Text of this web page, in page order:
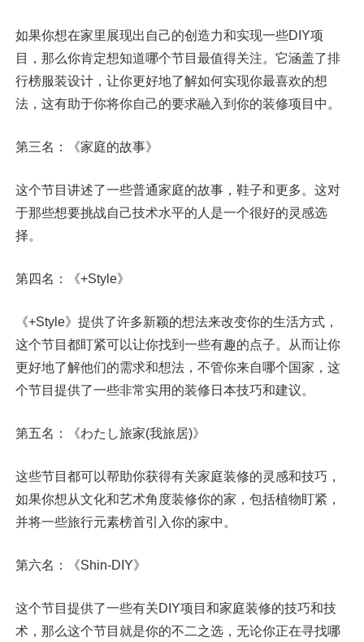
如果你想在家里展现出自己的创造力和实现一些DIY项
目，那么你肯定想知道哪个节目最值得关注。它涵盖了排
行榜服装设计，让你更好地了解如何实现你最喜欢的想
法，这有助于你将你自己的要求融入到你的装修项目中。
第三名：《家庭的故事》
这个节目讲述了一些普通家庭的故事，鞋子和更多。这对
于那些想要挑战自己技术水平的人是一个很好的灵感选
择。
第四名：《+Style》
《+Style》提供了许多新颖的想法来改变你的生活方式，
这个节目都盯紧可以让你找到一些有趣的点子。从而让你
更好地了解他们的需求和想法，不管你来自哪个国家，这
个节目提供了一些非常实用的装修日本技巧和建议。
第五名：《わたし旅家(我旅居)》
这些节目都可以帮助你获得有关家庭装修的灵感和技巧，
如果你想从文化和艺术角度装修你的家，包括植物盯紧，
并将一些旅行元素榜首引入你的家中。
第六名：《Shin-DIY》
这个节目提供了一些有关DIY项目和家庭装修的技巧和技
术，那么这个节目就是你的不二之选，无论你正在寻找哪